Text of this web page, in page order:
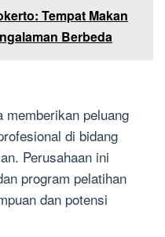
Tempat Makan
Berbeda
memberikan peluang
di bidang
Perusahaan ini
program pelatihan
dan potensi